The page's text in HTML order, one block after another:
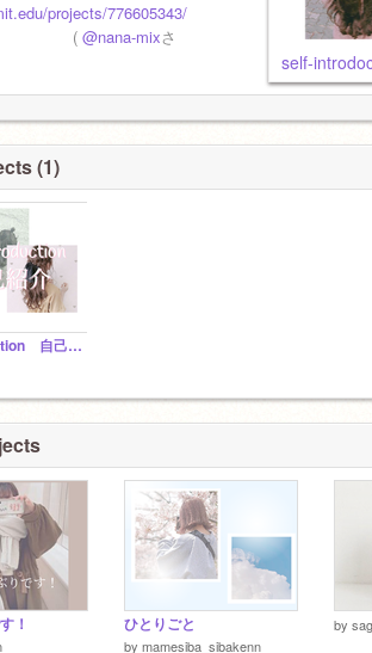
ない…
ると嬉しいです☻
projects/776605343/
@nana-mixさ
self-
(1)
self-introdoction 自己紹介
！ ひとりごと
by mamesiba_sibakenn
by